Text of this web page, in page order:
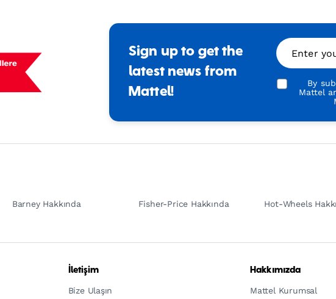
Sign up to get the
latest news from
Mattel!
Enter
By
Mattel
Barney Hakkında Fisher-Price Hakkında Hot-Wheels
İletişim
Bize Ulaşın
Hakkımızda
Mattel Kurumsal